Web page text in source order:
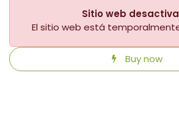
Sitio web
El sitio web está
Buy now